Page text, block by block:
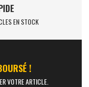
EN STOCK
!
VOTRE ARTICLE.